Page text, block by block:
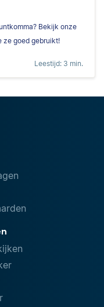
Bekijk onze
ze goed gebruikt!
Leestijd: 3 min.